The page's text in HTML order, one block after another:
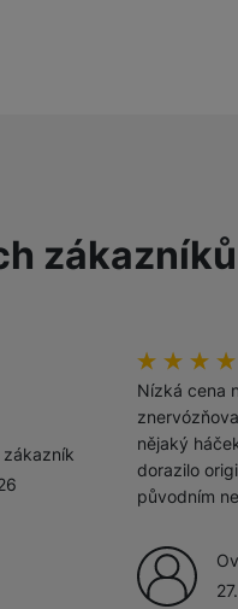
vhodné obsahy nebo
zákazníků
Hodnocení
100%
Nízká cena
nějaký
dorazilo
původním